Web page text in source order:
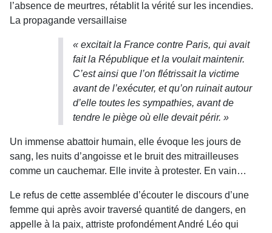
l’absence de meurtres, rétablit la vérité sur les incendies.
La propagande versaillaise
« excitait la France contre Paris, qui avait
fait la République et la voulait maintenir.
C’est ainsi que l’on flétrissait la victime
avant de l’exécuter, et qu’on ruinait autour
d’elle toutes les sympathies, avant de
tendre le piège où elle devait périr. »
Un immense abattoir humain, elle évoque les jours de
sang, les nuits d’angoisse et le bruit des mitrailleuses
comme un cauchemar. Elle invite à protester. En vain…
Le refus de cette assemblée d’écouter le discours d’une
femme qui après avoir traversé quantité de dangers, en
appelle à la paix, attriste profondément André Léo qui